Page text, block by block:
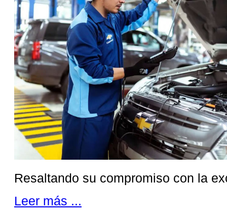
Resaltando su compromiso con la
Leer más ...